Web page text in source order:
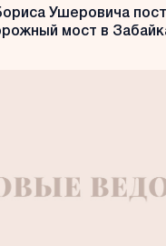
Ушеровича
мост в